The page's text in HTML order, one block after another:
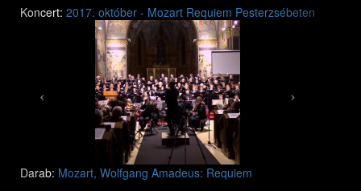
Koncert: 2017. október - Mozart Requiem Pesterzsébeten
Mozart: Requiem
Mozart: Requiem
Darab: Mozart, Wolfgang Amadeus: Requiem
Previous Next